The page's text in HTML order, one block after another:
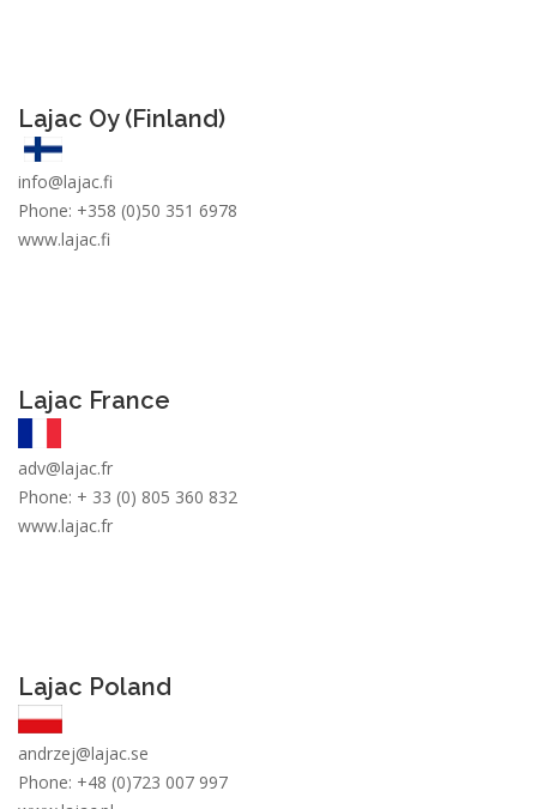
Lajac Oy (Finland)
info@lajac.fi
Phone: +358 (0)50 351 6978
www.lajac.fi
Lajac France
adv@lajac.fr
Phone: + 33 (0) 805 360 832
www.lajac.fr
Lajac Poland
andrzej@lajac.se
Phone: +48 (0)723 007 997